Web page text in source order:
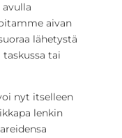
aivan
lähetystä
tai
nyt itselleen
lenkin